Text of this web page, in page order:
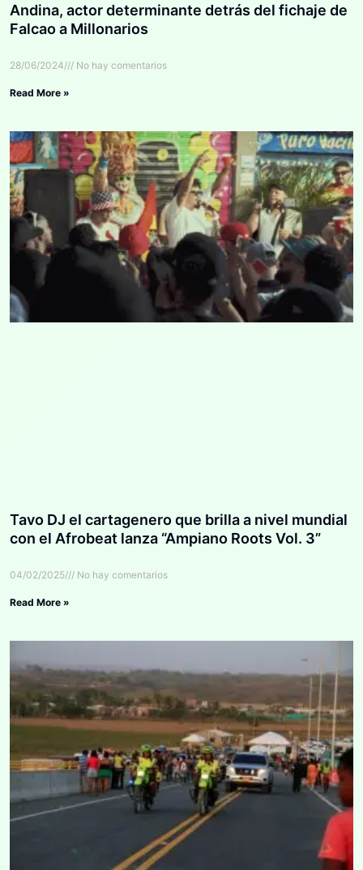
Andina, actor determinante detrás del fichaje de
Falcao a Millonarios
28/06/2024 No hay comentarios
Read More »
Tavo DJ el cartagenero que brilla a nivel mundial
con el Afrobeat lanza “Ampiano Roots Vol. 3”
04/02/2025 No hay comentarios
Read More »